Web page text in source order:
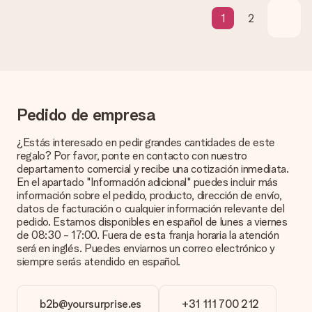
confirmación con las fechas estimadas de entrega. Una vez
que el pedido haya sido enviado, será la empresa de
Pago
¿Cómo puedo pagar mi pedido?
Ofrecemos los siguientes métodos de pago: Paypal, tarjeta
de crédito o transferencia bancaria. En caso de elegir
transferencia bancaria, ten en cuenta 3 días adicionales para la
entrega de tu regalo.
Regalo recibido
Lamentamos mucho que no estés satisfecho con tu regalo.
No era nuestra intención, por lo que nos gustaría resolver este
1 2
Pedido de empresa
¿Estás interesado en pedir grandes cantidades de este
regalo? Por favor, ponte en contacto con nuestro
departamento comercial y recibe una cotización inmediata.
En el apartado "Información adicional" puedes incluir más
información sobre el pedido, producto, dirección de envío,
datos de facturación o cualquier información relevante del
pedido. Estamos disponibles en español de lunes a viernes
de 08:30 - 17:00. Fuera de esta franja horaria la atención
será en inglés. Puedes enviarnos un correo electrónico y
siempre serás atendido en español.
b2b@yoursurprise.es +31 111 700 212